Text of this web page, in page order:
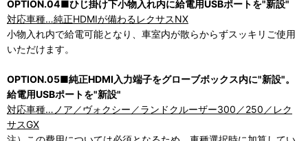
OPTION.04■ひじ掛け下小物入れ内に給電用USBポートを"新設"
対応車種…純正HDMIが備わるレクサスNX
小物入れ内で給電可能となり、車室内が散らからずスッキリご使用
いただけます。
OPTION.05■純正HDMI入力端子をグローブボックス内に"新設"。
給電用USBポートを"新設"
対応車種…ノア／ヴォクシー／ランドクルーザー300／250／レク
サスGX